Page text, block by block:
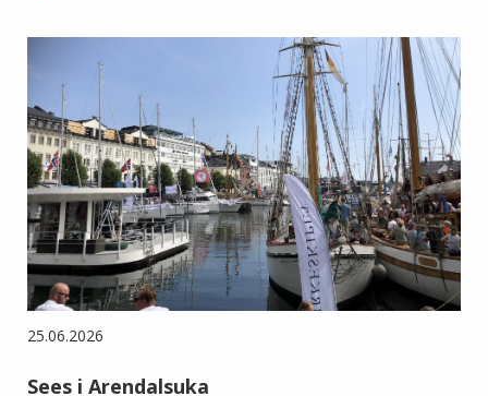
25.06.2026
Sees i Arendalsuka